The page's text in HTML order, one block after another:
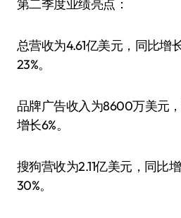
第二季度业绩亮点：
总营收为4.61亿美元，同比增
23%。
品牌广告收入为8600万美元
增长6%。
搜狗营收为2.11亿美元，同比
30%。